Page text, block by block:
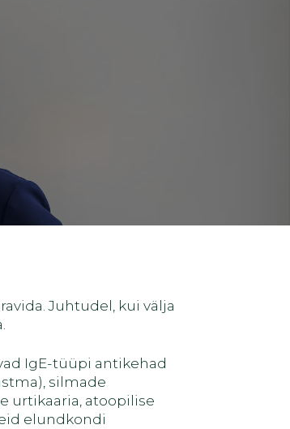
Juhtudel, kui välja
IgE-tüüpi antikehad
silmade
urtikaaria, atoopilise
elundkondi